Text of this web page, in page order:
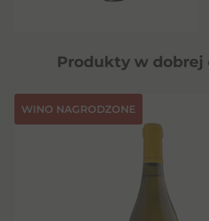
Produkty w dobrej
⁠WINO NAGRODZONE